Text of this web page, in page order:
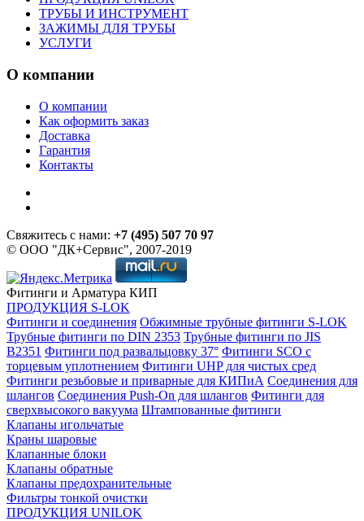
ТРУБЫ И ИНСТРУМЕНТ
ЗАЖИМЫ ДЛЯ ТРУБЫ
УСЛУГИ
О компании
О компании
Как оформить заказ
Доставка
Гарантия
Контакты
Свяжитесь с нами: +7 (495) 507 70 97
© ООО "ДК+Сервис", 2007-2019
Фитинги и Арматура КИП
ПРОДУКЦИЯ S-LOK
Фитинги и соединения Обжимные трубные фитинги S-LOK
Трубные фитинги по DIN 2353 Трубные фитинги по JIS
B2351 Фитинги под развальцовку 37° Фитинги SCO с
торцевым уплотнением Фитинги UHP для чистых сред
Фитинги резьбовые и приварные для КИПиА Соединения для
шлангов Соединения Push-On для шлангов Фитинги для
сверхвысокого вакуума Штампованные фитинги
Клапаны игольчатые
Краны шаровые
Клапанные блоки
Клапаны обратные
Клапаны предохранительные
Фильтры тонкой очистки
ПРОДУКЦИЯ UNILOK